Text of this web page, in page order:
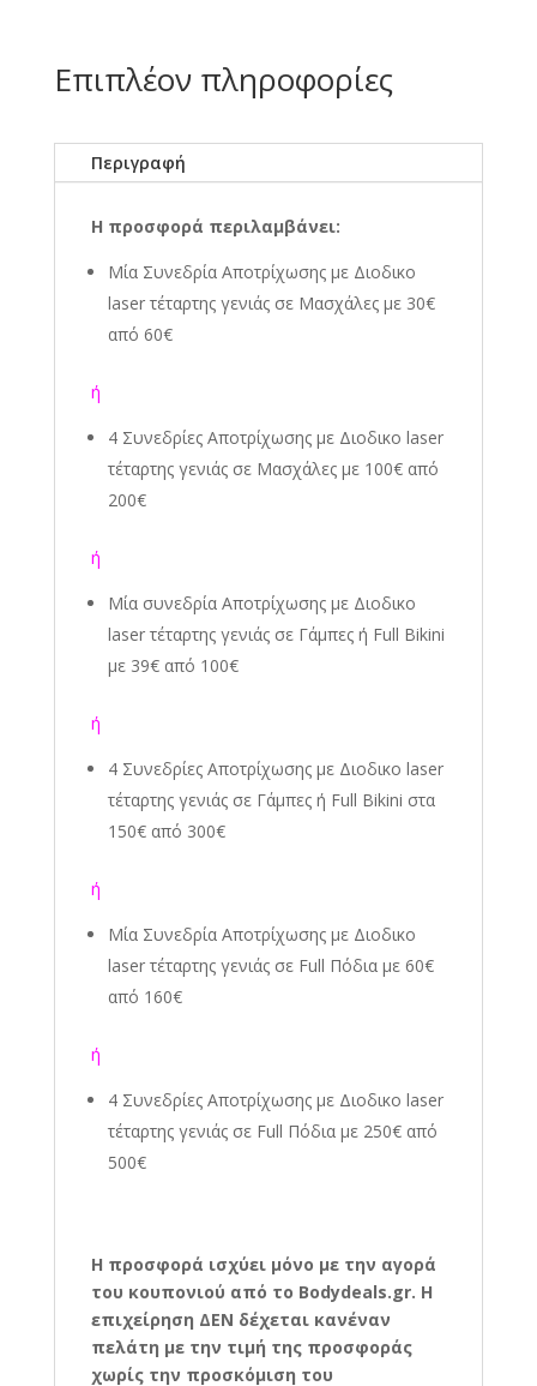
Επιπλέον πληροφορίες
Περιγραφή
Η προσφορά περιλαμβάνει:
Μία Συνεδρία Αποτρίχωσης με Διοδικο
laser τέταρτης γενιάς σε Μασχάλες με 30€
από 60€
ή
4 Συνεδρίες Αποτρίχωσης με Διοδικο laser
τέταρτης γενιάς σε Μασχάλες με 100€ από
200€
ή
Μία συνεδρία Αποτρίχωσηςμε Διοδικο
laser τέταρτης γενιάςσε Γάμπες ή Full Bikini
με 39€ από 100€
ή
4 Συνεδρίες Αποτρίχωσης με Διοδικο laser
τέταρτης γενιάς σε Γάμπες ή Full Bikini στα
150€ από 300€
ή
Μία Συνεδρία Αποτρίχωσης με Διοδικο
laser τέταρτης γενιάς σε Full Πόδια με 60€
από 160€
ή
4 Συνεδρίες Αποτρίχωσης με Διοδικο laser
τέταρτης γενιάς σε Full Πόδια με 250€ από
500€
Η προσφορά ισχύει μόνο με την αγορά
του κουπονιού από το Bodydeals.gr. Η
επιχείρηση ΔΕΝ δέχεται κανέναν
πελάτη με την τιμή της προσφοράς
χωρίς την προσκόμιση του